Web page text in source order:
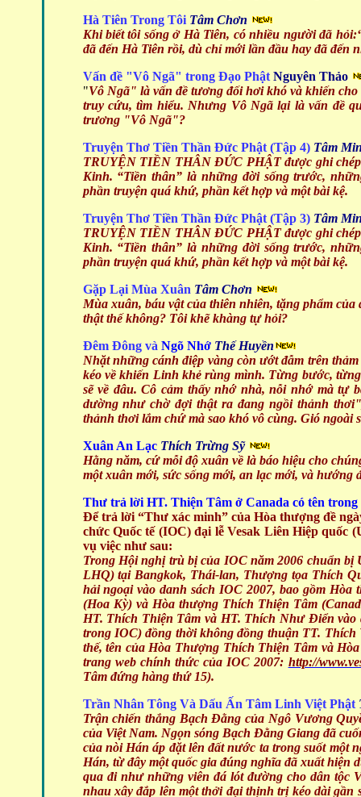
Hà Tiên Trong Tôi Tâm Chơn
Khi biết tôi sống ở Hà Tiên, có nhiều người đã
đã đến Hà Tiên rồi, dù chỉ mới lần đầu hay đã đến
Vấn đề "Vô Ngã" trong Đạo Phật Nguyên Thảo
"Vô Ngã" là vấn đề tương đối hơi khó và khiến
truy cứu, tìm hiểu. Nhưng Vô Ngã lại là vấn đề
trương "Vô Ngã"?
Truyện Thơ Tiền Thần Đức Phật (Tập 4) Tâm
TRUYỆN TIỀN THÂN ĐỨC PHẬT được ghi
Kinh. “Tiền thân” là những đời sống trước,
phần truyện quá khứ, phần kết hợp và một bài kệ.
Truyện Thơ Tiền Thần Đức Phật (Tập 3) Tâm
TRUYỆN TIỀN THÂN ĐỨC PHẬT được ghi
Kinh. “Tiền thân” là những đời sống trước,
phần truyện quá khứ, phần kết hợp và một bài kệ.
Gặp Lại Mùa Xuân Tâm Chơn
Mùa xuân, báu vật của thiên nhiên, tặng phẩm
thật thế không? Tôi khẽ khàng tự hỏi?
Đêm Đông và Ngõ Nhớ Thế Huyền
Nhặt những cánh điệp vàng còn ướt đẫm trên
kéo về khiến Linh khẻ rùng mình. Từng bước,
sẽ về đâu. Cô cảm thấy nhớ nhà, nỗi nhớ mà
dường như chờ đợi thật ra đang ngồi thảnh
thảnh thơi lắm chứ mà sao khó vô cùng. Gió ngoài
Xuân An Lạc Thích Trừng Sỹ
Hằng năm, cứ mỗi độ xuân về là báo hiệu cho
một xuân mới, sức sống mới, an lạc mới, và hướng
Thư trả lời HT. Thiện Tâm ở Canada có tên trong
Để trả lời “Thư xác minh” của Hòa thượng đề
chức Quốc tế (IOC) đại lễ Vesak Liên Hiệp quốc
vụ việc như sau:
Trong Hội nghị trù bịcủa IOC năm2006 chuẩn bị
LHQ) tại Bangkok, Thái-lan, Thượng tọa Thích
hải ngoạivào danh sách IOC 2007, bao gồm Hòa
(Hoa Kỳ) và Hòa thượng Thích Thiện Tâm
HT. Thích Thiện Tâm và HT. Thích Như Điển
trong IOC) đồng thời không đồng thuận TT.
thế, tên của Hòa Thượng Thích Thiện Tâmvà
trang web chính thức của IOC 2007: http://
Tâm đứng hàng thứ 15).
Trần Nhân Tông Và Dấu Ấn Tâm Linh Việt Phật
Trận chiến thắng Bạch Đằng của Ngô Vương
của Việt Nam. Ngọn sóng Bạch Đằng Giang đã
của nòi Hán áp đặt lên đất nước ta trong suốt một
Hán, từ đây một quốc gia đúng nghĩa đã xuất
qua đi như những viên đá lót đường cho dân tộc
nhau xây đắp lên một thởi đại thịnh trị kéo dài